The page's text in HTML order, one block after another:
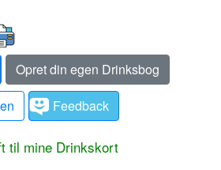
Opret din egen Drinksbog
Feedback
til mine Drinkskort